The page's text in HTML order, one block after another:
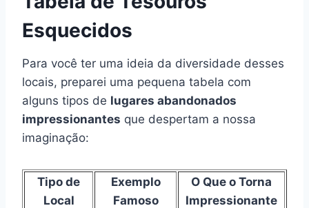
Esquecidos
Para você ter uma ideia da diversidade desses
locais, preparei uma pequena tabela com
alguns tipos de lugares abandonados
impressionantes que despertam a nossa
imaginação:
Tipo de
Local
Exemplo
Famoso
O Que o Torna
Impressionante